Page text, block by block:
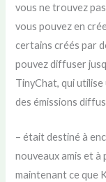
vous ne trouvez
vous pouvez en
certains créés par
pouvez diffuser
TinyChat, qui
des émissions
– était destiné à
nouveaux amis et à
maintenant ce que